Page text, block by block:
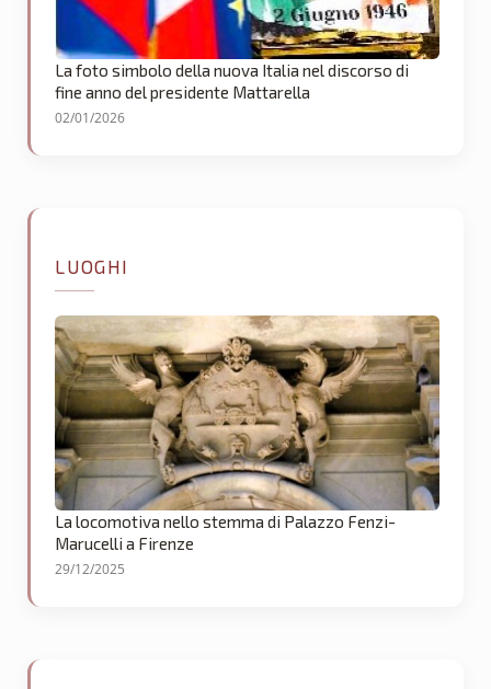
La foto simbolo della nuova Italia nel discorso di
fine anno del presidente Mattarella
02/01/2026
LUOGHI
La locomotiva nello stemma di Palazzo Fenzi-
Marucelli a Firenze
29/12/2025